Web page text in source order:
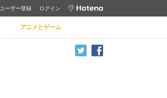
ユーザー登録 ログイン
アニメとゲーム